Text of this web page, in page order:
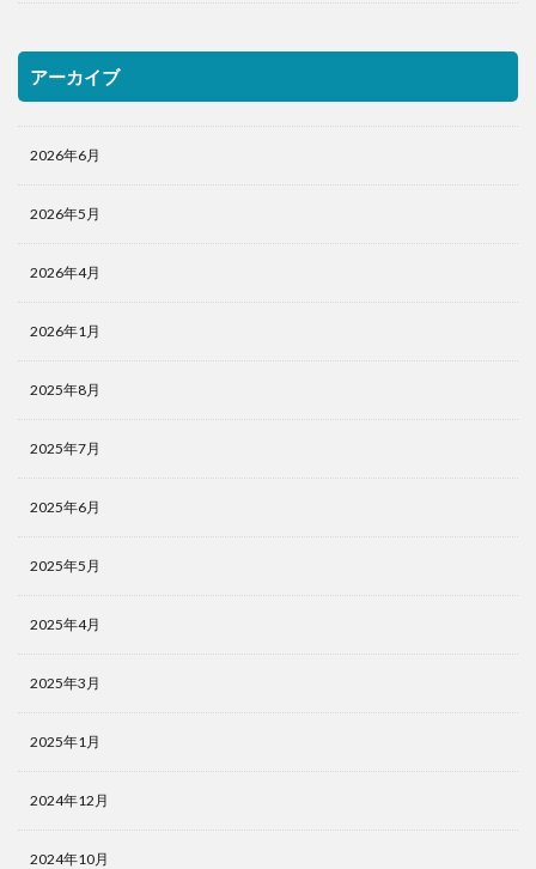
アーカイブ
2026年6月
2026年5月
2026年4月
2026年1月
2025年8月
2025年7月
2025年6月
2025年5月
2025年4月
2025年3月
2025年1月
2024年12月
2024年10月